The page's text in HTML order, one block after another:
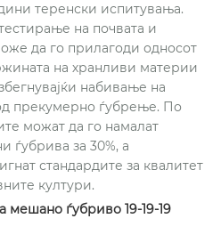
теренски испитувања.
на почвата и
да го прилагоди односот
на хранливи материи
набивање на
прекумерно ѓубрење. По
можат да го намалат
ѓубрива за 30%, а
стандардите за квалитет
култури.
ѓубриво 19-19-19